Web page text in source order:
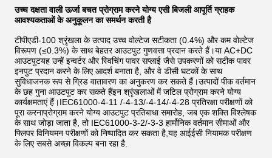
उच्च दक्षता वाली ऊर्जा बचत प्रोग्राम करने योग्य एसी बिजली आपूर्ति ग्राहक
आवश्यकताओं के अनुकूलन का समर्थन करती है
टीपीएडी-100 श्रृंखला के उत्पाद उच्च वोल्टेज सटीकता (0.4%) और कम वोल्टेज
विरूपण (≤0.3%) के साथ बेहतर आउटपुट गुणवत्ता प्रदान करते हैं।या AC+DC
आउटपुटयह उन्हें इन्वर्टर और स्विचिंग पावर सप्लाई जैसे उपकरणों को सटीक पावर
इनपुट प्रदान करने के लिए आदर्श बनाता है, और वे डीसी घटकों के साथ
सुविधाजनक रूप से ग्रिड वातावरण का अनुकरण कर सकते हैं।उत्पादों पीक वर्तमान
के छह गुना आउटपुट कर सकते हैंइन श्रृंखलाओं में जटिल प्रोग्राम करने योग्य
कार्यक्षमताएं हैं।IEC61000-4-11 /-4-13/-4-14/-4-28 प्रतिरक्षा परीक्षणों को
पूरा करनाप्रोग्राम करने योग्य आउटपुट प्रतिबाधा समारोह, जब एक शक्ति विश्लेषक
के साथ जोड़ा जाता है, तो IEC61000-3-2/-3-3 हार्मोनिक वर्तमान सीमाओं और
फ्लिपर विनियमन परीक्षणों को निष्पादित कर सकता है,यह आईईसी नियामक परीक्षण
के लिए सबसे अच्छा विकल्प बना रहा है.